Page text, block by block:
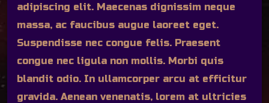
adipiscing elit. Maecenas dignissim neque
massa, ac faucibus augue laoreet eget.
Suspendisse nec congue felis. Praesent
congue nec ligula non mollis. Morbi quis
blandit odio. In ullamcorper arcu at efficitur
gravida. Aenean venenatis, lorem at ultricies